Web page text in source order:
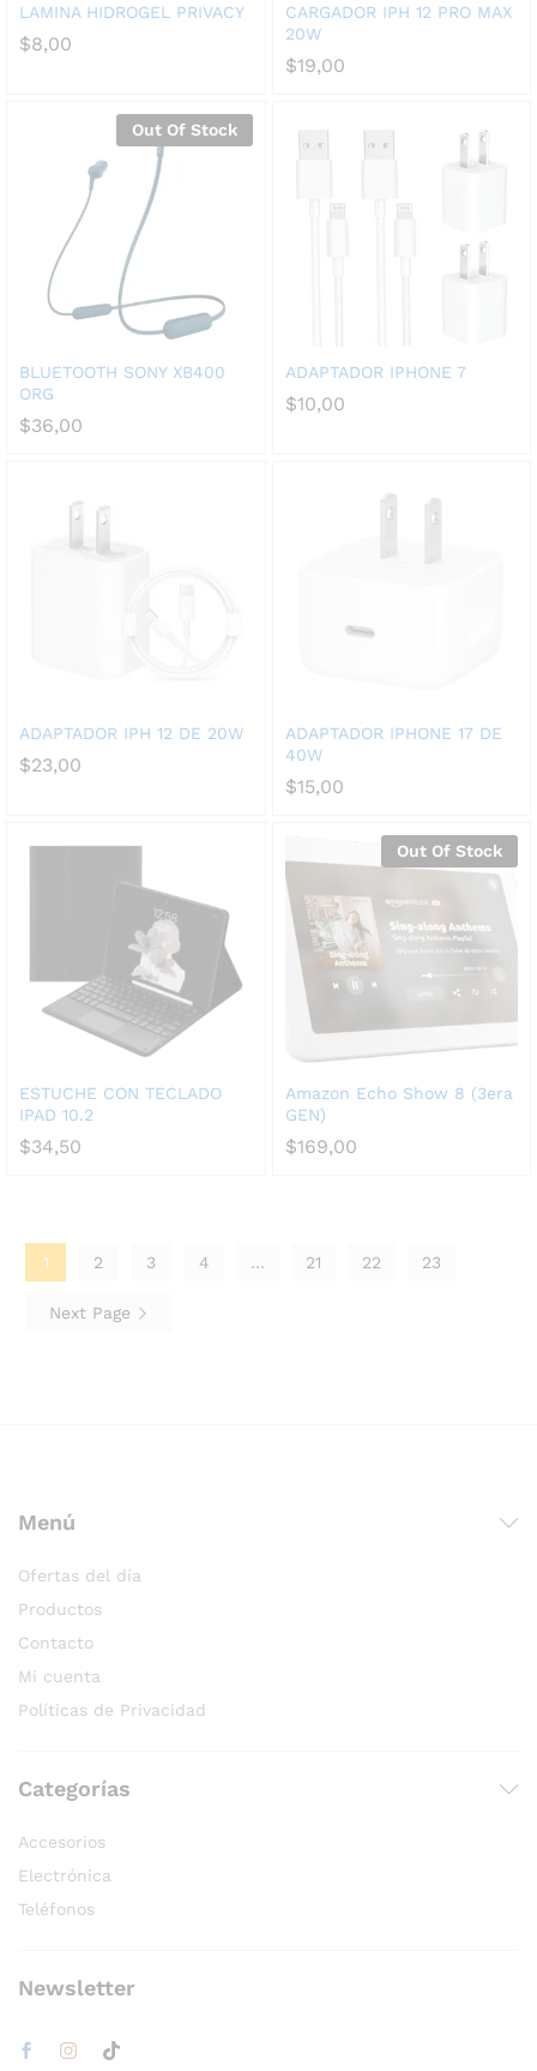
LAMINA HIDROGEL PRIVACY
$8,00
CARGADOR IPH 12 PRO MAX
20W
$19,00
Out Of Stock
BLUETOOTH SONY XB400
ORG
$36,00
ADAPTADOR IPHONE 7
$10,00
ADAPTADOR IPH 12 DE 20W
$23,00
ADAPTADOR IPHONE 17 DE
40W
$15,00
ESTUCHE CON TECLADO
IPAD 10.2
$34,50
Out Of Stock
Amazon Echo Show 8 (3era
GEN)
$169,00
1 2 3 4 … 21 22 23
Next Page
Menú
Ofertas del día
Productos
Contacto
Mi cuenta
Políticas de Privacidad
Categorías
Accesorios
Electrónica
Teléfonos
Newsletter